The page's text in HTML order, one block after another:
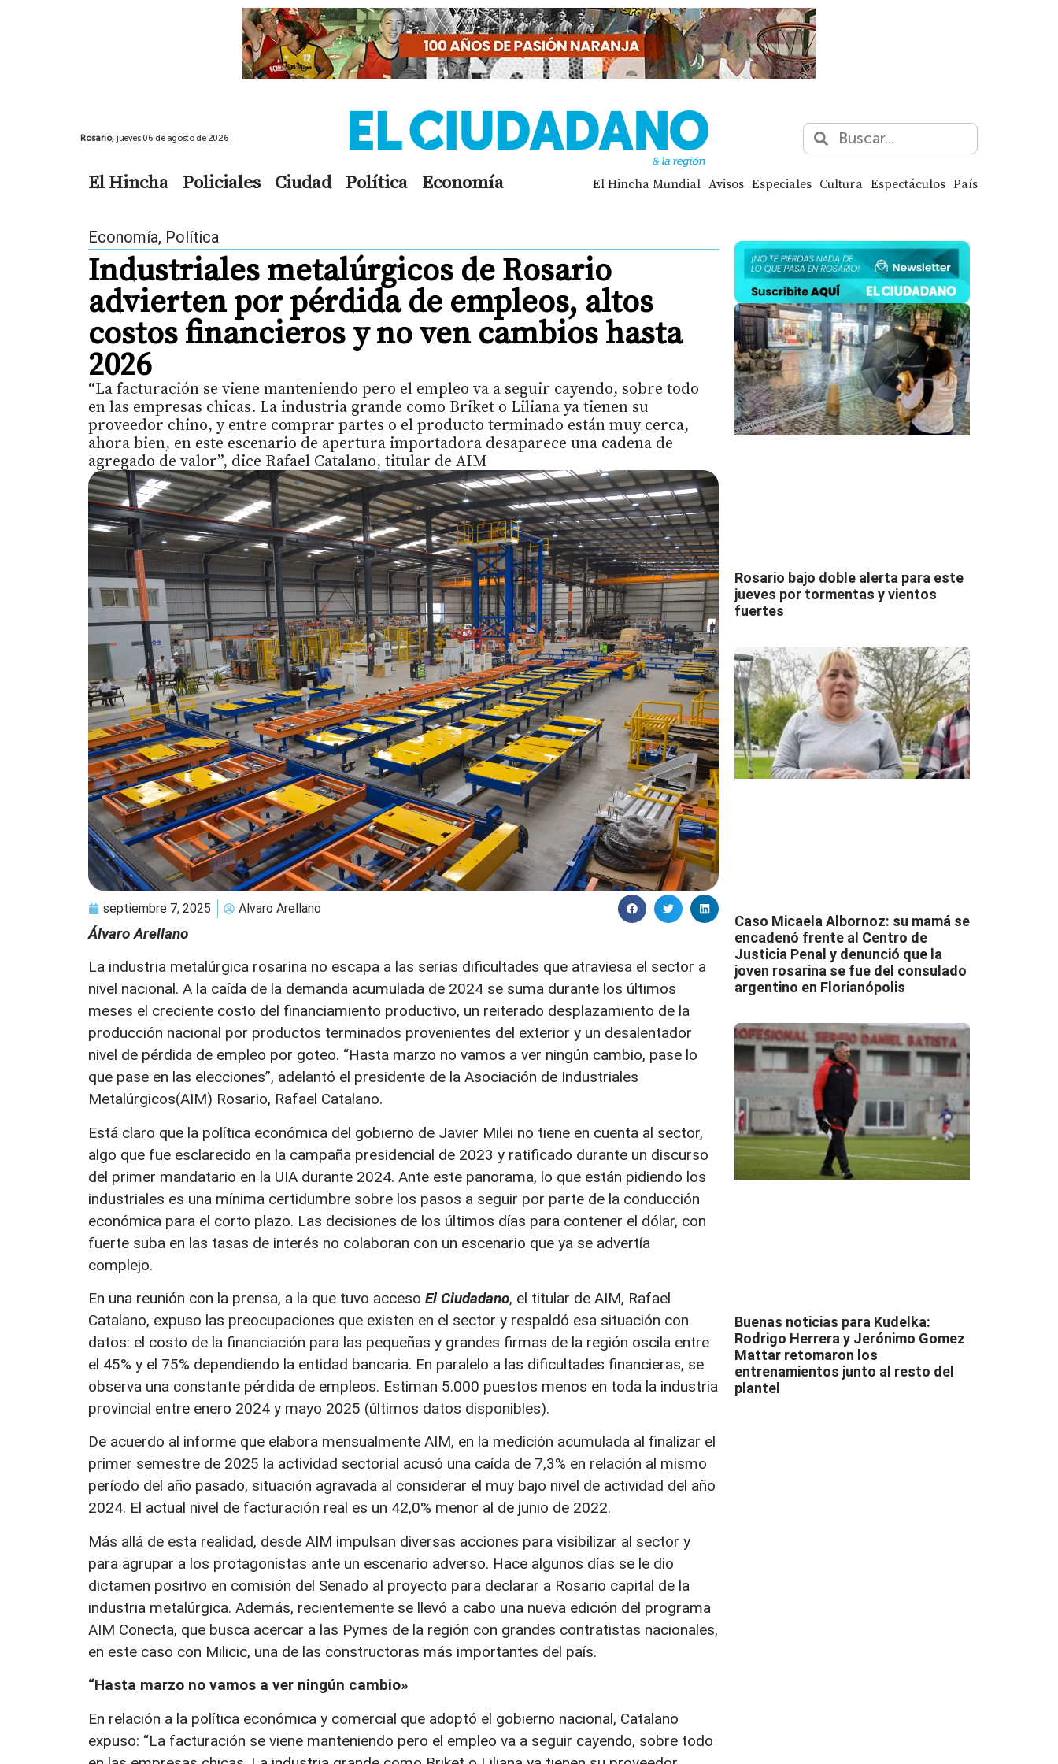
Rosario, jueves 06 de agosto de 2026
El Hincha Policiales Ciudad Política Economía El Hincha Mundial Avisos Especiales Cultura Espectáculos País
Economía, Política
Industriales metalúrgicos de Rosario
advierten por pérdida de empleos, altos
costos financieros y no ven cambios hasta
2026
“La facturación se viene manteniendo pero el empleo va a seguir cayendo, sobre todo
en las empresas chicas. La industria grande como Briket o Liliana ya tienen su
proveedor chino, y entre comprar partes o el producto terminado están muy cerca,
ahora bien, en este escenario de apertura importadora desaparece una cadena de
agregado de valor”, dice Rafael Catalano, titular de AIM
septiembre 7, 2025 Alvaro Arellano
Álvaro Arellano
La industria metalúrgica rosarina no escapa a las serias dificultades que atraviesa el sector a
nivel nacional. A la caída de la demanda acumulada de 2024 se suma durante los últimos
meses el creciente costo del financiamiento productivo, un reiterado desplazamiento de la
producción nacional por productos terminados provenientes del exterior y un desalentador
nivel de pérdida de empleo por goteo. “Hasta marzo no vamos a ver ningún cambio, pase lo
que pase en las elecciones”, adelantó el presidente de la Asociación de Industriales
Metalúrgicos(AIM) Rosario, Rafael Catalano.
Está claro que la política económica del gobierno de Javier Milei no tiene en cuenta al sector,
algo que fue esclarecido en la campaña presidencial de 2023 y ratificado durante un discurso
del primer mandatario en la UIA durante 2024. Ante este panorama, lo que están pidiendo los
industriales es una mínima certidumbre sobre los pasos a seguir por parte de la conducción
económica para el corto plazo. Las decisiones de los últimos días para contener el dólar, con
fuerte suba en las tasas de interés no colaboran con un escenario que ya se advertía
complejo.
En una reunión con la prensa, a la que tuvo acceso El Ciudadano, el titular de AIM, Rafael
Catalano, expuso las preocupaciones que existen en el sector y respaldó esa situación con
datos: el costo de la financiación para las pequeñas y grandes firmas de la región oscila entre
el 45% y el 75% dependiendo la entidad bancaria. En paralelo a las dificultades financieras, se
observa una constante pérdida de empleos. Estiman 5.000 puestos menos en toda la industria
provincial entre enero 2024 y mayo 2025 (últimos datos disponibles).
De acuerdo al informe que elabora mensualmente AIM, en la medición acumulada al finalizar el
primer semestre de 2025 la actividad sectorial acusó una caída de 7,3% en relación al mismo
período del año pasado, situación agravada al considerar el muy bajo nivel de actividad del año
2024. El actual nivel de facturación real es un 42,0% menor al de junio de 2022.
Más allá de esta realidad, desde AIM impulsan diversas acciones para visibilizar al sector y
para agrupar a los protagonistas ante un escenario adverso. Hace algunos días se le dio
dictamen positivo en comisión del Senado al proyecto para declarar a Rosario capital de la
industria metalúrgica. Además, recientemente se llevó a cabo una nueva edición del programa
AIM Conecta, que busca acercar a las Pymes de la región con grandes contratistas nacionales,
en este caso con Milicic, una de las constructoras más importantes del país.
“Hasta marzo no vamos a ver ningún cambio»
En relación a la política económica y comercial que adoptó el gobierno nacional, Catalano
expuso: “La facturación se viene manteniendo pero el empleo va a seguir cayendo, sobre todo
Rosario bajo doble alerta para este
jueves por tormentas y vientos
fuertes
Caso Micaela Albornoz: su mamá se
encadenó frente al Centro de
Justicia Penal y denunció que la
joven rosarina se fue del consulado
argentino en Florianópolis
Buenas noticias para Kudelka:
Rodrigo Herrera y Jerónimo Gomez
Mattar retomaron los
entrenamientos junto al resto del
plantel